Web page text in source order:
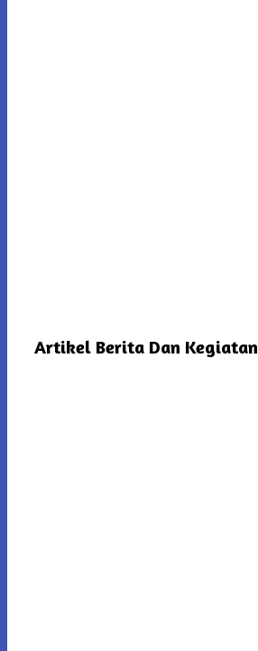
Artikel Berita Dan Kegiatan